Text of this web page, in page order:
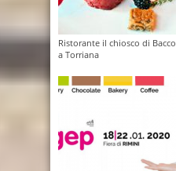
Ristorante il chiosco di Bacco
a Torriana